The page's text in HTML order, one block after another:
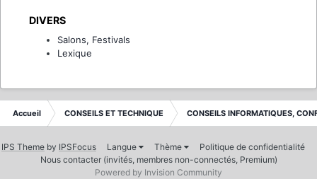
DIVERS
Salons, Festivals
Lexique
Accueil CONSEILS ET TECHNIQUE CONSEILS INFORMATIQUES,
IPS Theme by IPSFocus Langue Thème
Politique de confidentialité
Nous contacter (invités, membres non-connectés, Premium)
Powered by Invision Community